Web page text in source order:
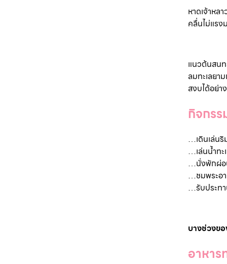
หาดเจ้าหล
คลื่นไม่แรง
แนวต้นสนท
ลมทะเลยา
สงบได้อย่า
กิจกร
…เดินเล่น
…เล่นน้ำท
…นั่งพักผ่อ
…ชมพระอ
…รับประทา
บางช่วงข
อาหาร